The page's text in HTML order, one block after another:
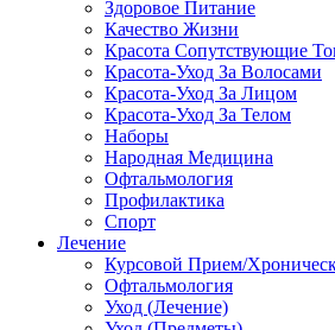
Здоровое Питание
Качество Жизни
Красота Сопутствующие
Красота-Уход За Волосами
Красота-Уход За Лицом
Красота-Уход За Телом
Наборы
Народная Медицина
Офтальмология
Профилактика
Спорт
Лечение
Курсовой Прием/
Офтальмология
Уход (Лечение)